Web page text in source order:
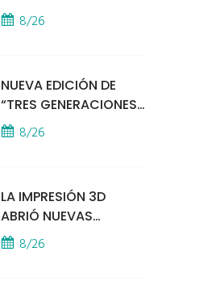
MUNICIPALES
MANTUVIERON UN
SEGURIDAD
8/26
NUEVA EDICIÓN DE
“TRES GENERACIONES
CANTAN”
8/26
LA IMPRESIÓN 3D
ABRIÓ NUEVAS
PUERTAS AL
APRENDIZAJE Y LA
8/26